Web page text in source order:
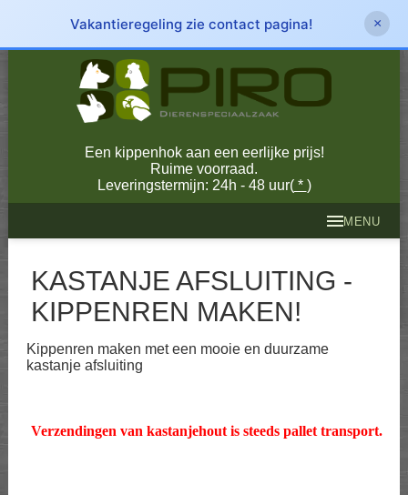
Vakantieregeling zie contact pagina! ×
Een kippenhok aan een eerlijke prijs!
Ruime voorraad.
Leveringstermijn: 24h - 48 uur(* )
MENU
KASTANJE AFSLUITING -
KIPPENREN MAKEN!
Kippenren maken met een mooie en duurzame
kastanje afsluiting
Verzendingen van kastanjehout is steeds pallet transport.